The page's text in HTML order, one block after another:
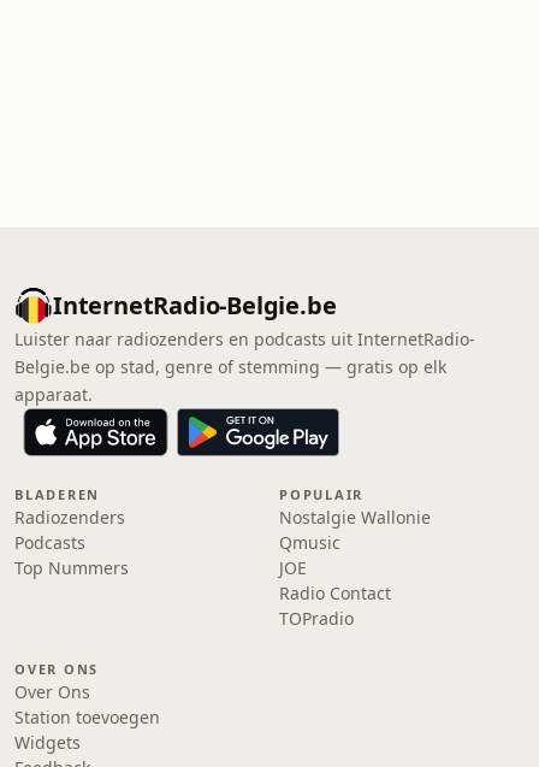
InternetRadio-Belgie.be
Luister naar radiozenders en podcasts uit InternetRadio-
Belgie.be op stad, genre of stemming — gratis op elk
apparaat.
BLADEREN
Radiozenders
Podcasts
Top Nummers
POPULAIR
Nostalgie Wallonie
Qmusic
JOE
Radio Contact
TOPradio
OVER ONS
Over Ons
Station toevoegen
Widgets